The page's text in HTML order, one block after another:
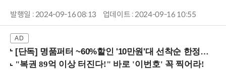
발행일 : 2024-09-16 08:13 업데이트 : 2024-09-16 10:55
[단독] 명품퍼터 ~60%할인 '10만원'대 선착순 한정판매!